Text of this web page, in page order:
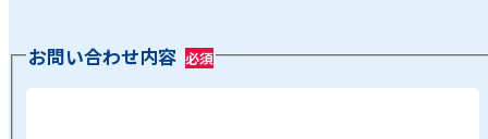
お問い合わせ内容